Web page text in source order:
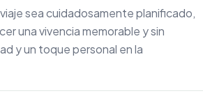
sea cuidadosamente planificado,
una vivencia memorable y sin
y un toque personal en la